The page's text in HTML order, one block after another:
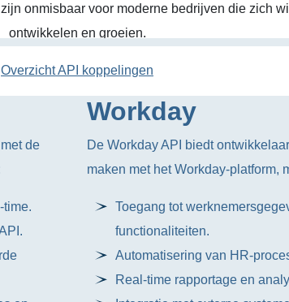
onmisbaar voor moderne bedrijven die zich
ontwikkelen en groeien.
Overzicht API koppelingen
de
time.
Workday
De Workday API biedt
maken met het Workday-platform,
Toegang tot
functionaliteiten.
Automatisering van HR-
Real-time rapportage en